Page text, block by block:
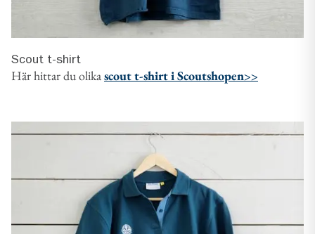
Scout t-shirt
Här hittar du olikascout t-shirt i Scoutshopen>>